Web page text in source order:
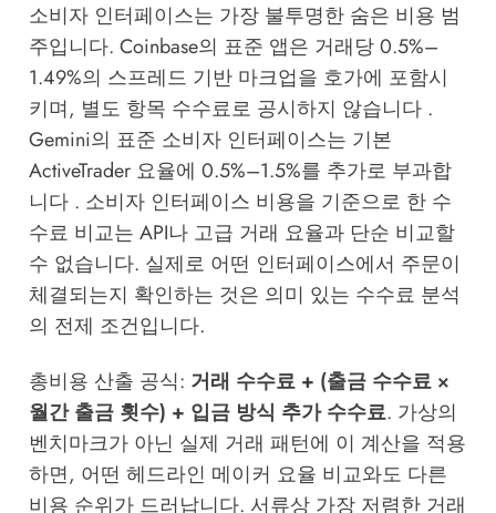
소비자 인터페이스는 가장 불투명한 숨은 비용 범
주입니다. Coinbase의 표준 앱은 거래당 0.5%–
1.49%의 스프레드 기반 마크업을 호가에 포함시
키며, 별도 항목 수수료로 공시하지 않습니다 .
Gemini의 표준 소비자 인터페이스는 기본
ActiveTrader 요율에 0.5%–1.5%를 추가로 부과합
니다 . 소비자 인터페이스 비용을 기준으로 한 수
수료 비교는 API나 고급 거래 요율과 단순 비교할
수 없습니다. 실제로 어떤 인터페이스에서 주문이
체결되는지 확인하는 것은 의미 있는 수수료 분석
의 전제 조건입니다.
총비용 산출 공식: 거래 수수료 + (출금 수수료 ×
월간 출금 횟수) + 입금 방식 추가 수수료. 가상의
벤치마크가 아닌 실제 거래 패턴에 이 계산을 적용
하면, 어떤 헤드라인 메이커 요율 비교와도 다른
비용 순위가 드러납니다. 서류상 가장 저렴한 거래